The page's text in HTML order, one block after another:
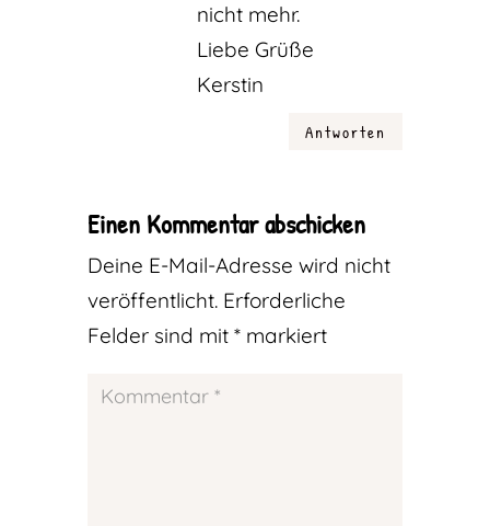
nicht mehr.
Liebe Grüße
Kerstin
Antworten
Einen Kommentar abschicken
Deine E-Mail-Adresse wird nicht
veröffentlicht. Erforderliche
Felder sind mit *markiert